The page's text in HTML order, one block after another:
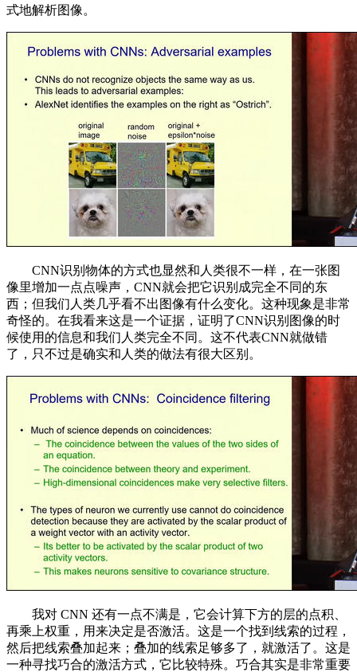
式地解析图像。
CNN识别物体的方式也显然和人类很不一样，在一张图
像里增加一点点噪声，CNN就会把它识别成完全不同的东
西；但我们人类几乎看不出图像有什么变化。这种现象是非常
奇怪的。在我看来这是一个证据，证明了CNN识别图像的时
候使用的信息和我们人类完全不同。这不代表CNN就做错
了，只不过是确实和人类的做法有很大区别。
我对 CNN 还有一点不满是，它会计算下方的层的点积、
再乘上权重，用来决定是否激活。这是一个找到线索的过程，
然后把线索叠加起来；叠加的线索足够多了，就激活了。这是
一种寻找巧合的激活方式，它比较特殊。巧合其实是非常重要